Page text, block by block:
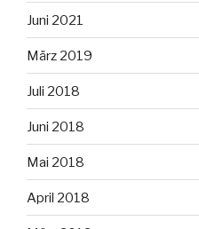
Juni 2021
März 2019
Juli 2018
Juni 2018
Mai 2018
April 2018